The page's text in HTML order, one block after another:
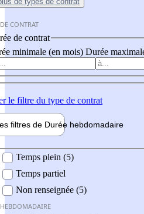
CONTRAT
de contrat
minimale (en mois) Durée
le filtre du type de contrat
filtres de Durée hebdomadaire
Temps plein (5)
Temps partiel
Non renseignée (5)